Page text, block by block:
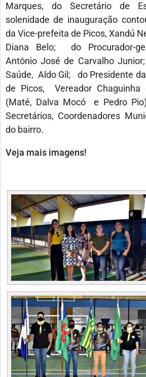
Marques, do Secretário de
solenidade de inauguração
da Vice-prefeita de Picos, Xandú
Diana Belo; do Procurador-
Antônio José de Carvalho
Saúde, Aldo Gil; do Presidente
de Picos, Vereador Chaguinha
(Maté, Dalva Mocó e Pedro
Secretários, Coordenadores
do bairro.
Veja mais imagens!